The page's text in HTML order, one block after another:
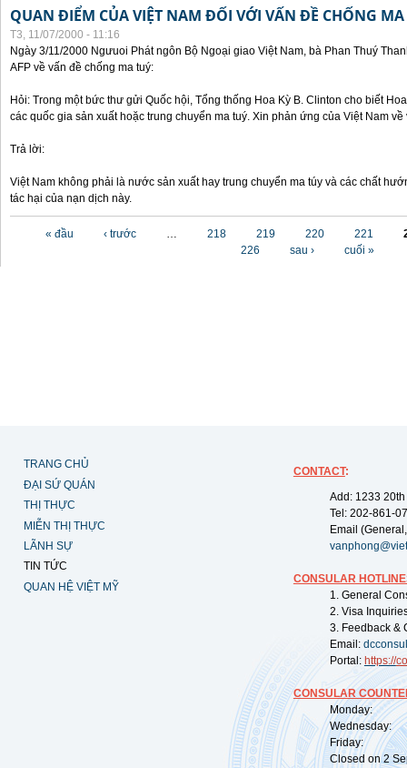
QUAN ĐIỂM CỦA VIỆT NAM ĐỐI VỚI VẤN ĐỀ CHỐNG MA
T3, 11/07/2000 - 11:16
Ngày 3/11/2000 Ngưuoi Phát ngôn Bộ Ngoại giao Việt Nam, bà Phan Thuý
AFP về vấn đề chống ma tuý:
Hỏi: Trong một bức thư gửi Quốc hội, Tổng thống Hoa Kỳ B. Clinton cho biết
các quốc gia sản xuất hoặc trung chuyển ma tuý. Xin phản ứng của Việt Nam về
Trả lời:
Việt Nam không phải là nước sản xuất hay trung chuyển ma túy và các chất
tác hại của nạn dịch này.
« đầu ‹ trước … 218 219 220 221
226
sau › cuối »
TRANG CHỦ
ĐẠI SỨ QUÁN
THỊ THỰC
MIỄN THỊ THỰC
LÃNH SỰ
TIN TỨC
QUAN HỆ VIỆT MỸ
CONTACT:
Add: 1233
Tel: 202-861-
Email
CONSULAR
1. General
2. Visa
3. Feedback &
Email:
Portal: https://
CONSULAR
Monday:
Wednesday:
Friday:
Closed on 2